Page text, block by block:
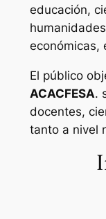
educación,
económicas,
El público
ACACFESA.
docentes,
tanto a nivel